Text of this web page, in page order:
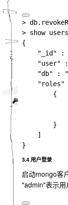
> db.
{
"_id"
:
"user"
:
"db"
:
"roles"
{
}
3.4 用户登录
启动mongo客
"admin"表示用